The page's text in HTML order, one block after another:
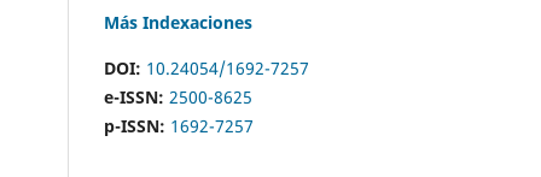
Más Indexaciones
DOI: 10.24054/1692-7257
e-ISSN: 2500-8625
p-ISSN: 1692-7257